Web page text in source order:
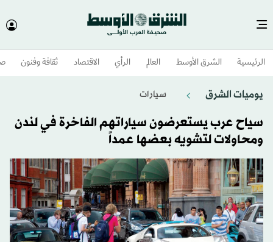
الرئيسية الشرق الأوسط​ العالم الرأي الاقتصاد ثقافة وفنون
يوميات الشرق سيارات
سياح عرب يستعرضون سياراتهم الفاخرة في لندن
ومحاولات لتشويه بعضها عمداً